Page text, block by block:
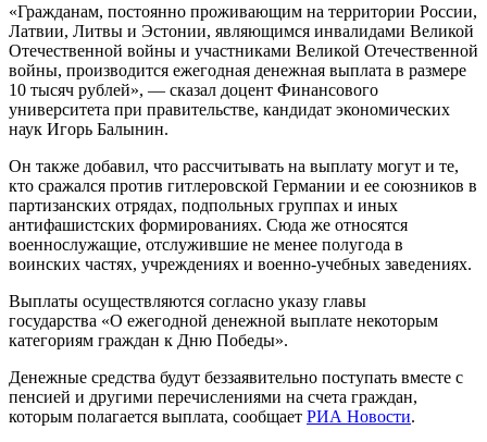
«Гражданам, постоянно проживающим на территории России,
Латвии, Литвы и Эстонии, являющимся инвалидами Великой
Отечественной войны и участниками Великой Отечественной
войны, производится ежегодная денежная выплата в размере
10 тысяч рублей», — сказал доцент Финансового
университета при правительстве, кандидат экономических
наук Игорь Балынин.
Он также добавил, что рассчитывать на выплату могут и те,
кто сражался против гитлеровской Германии и ее союзников в
партизанских отрядах, подпольных группах и иных
антифашистских формированиях. Сюда же относятся
военнослужащие, отслужившие не менее полугода в
воинских частях, учреждениях и военно-учебных заведениях.
Выплаты осуществляются согласно указу главы
государства «О ежегодной денежной выплате некоторым
категориям граждан к Дню Победы».
Денежные средства будут беззаявительно поступать вместе с
пенсией и другими перечислениями на счета граждан,
которым полагается выплата, сообщает РИА Новости.